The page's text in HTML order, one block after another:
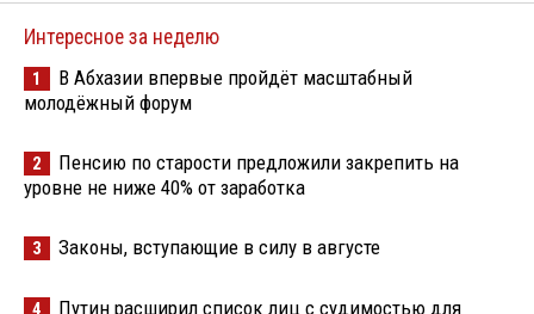
Интересное за неделю
1
В Абхазии впервые пройдёт масштабный
молодёжный форум
2
Пенсию по старости предложили закрепить на
уровне не ниже 40% от заработка
3 Законы, вступающие в силу в августе
4
Путин расширил список лиц с судимостью для